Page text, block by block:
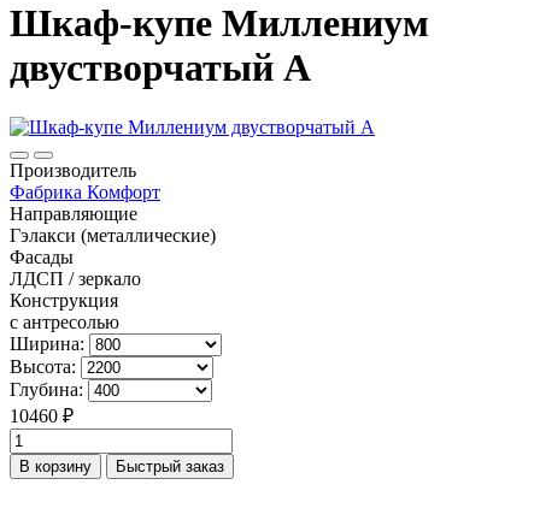
Шкаф-купе Миллениум
двустворчатый А
Производитель
Фабрика Комфорт
Направляющие
Гэлакси (металлические)
Фасады
ЛДСП / зеркало
Конструкция
с антресолью
Ширина:
Высота:
Глубина:
10460 ₽
В корзину Быстрый заказ